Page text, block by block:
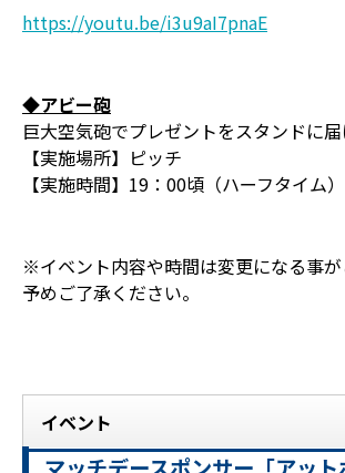
https://youtu.be/i3u9aI7pnaE
◆アビー砲
巨大空気砲でプレゼントをスタンドに
【実施場所】ピッチ
【実施時間】19：00頃（ハーフタイム）
※イベント内容や時間は変更になる事
予めご了承ください。
イベント